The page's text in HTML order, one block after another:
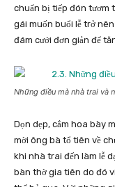
chuẩn bị tiếp đón tươm
gái muốn buổi lễ trở
đám cưới đơn giản để
Những điều mà nhà trai và
Dọn dẹp, cắm hoa bày
mời ông bà tổ tiên về
khi nhà trai đến làm lễ
bàn thờ gia tiên do đó